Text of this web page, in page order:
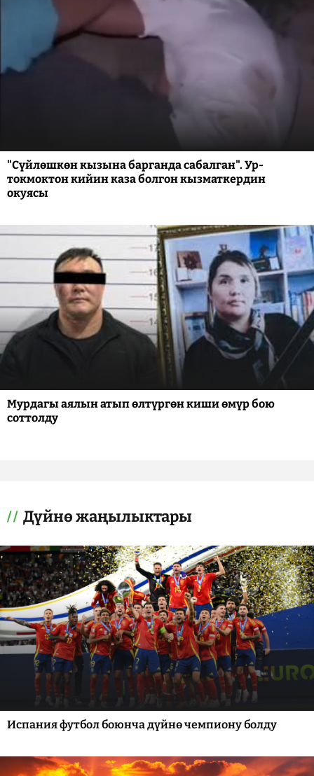
"Сүйлөшкөн кызына барганда сабалган". Ур-
токмоктон кийин каза болгон кызматкердин
окуясы
Мурдагы аялын атып өлтүргөн киши өмүр бою
соттолду
Дүйнө жаңылыктары
Испания футбол боюнча дүйнө чемпиону болду